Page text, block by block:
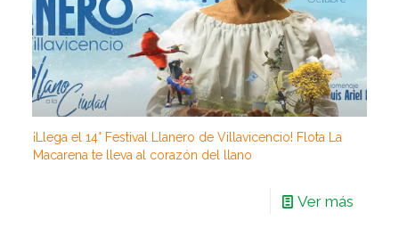
¡Llega el 14° Festival Llanero de Villavicencio! Flota La
Macarena te lleva al corazón del llano
Ver más